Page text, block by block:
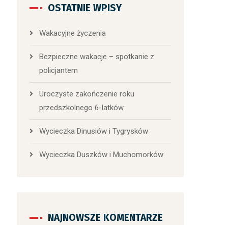
OSTATNIE WPISY
Wakacyjne życzenia
Bezpieczne wakacje – spotkanie z
policjantem
Uroczyste zakończenie roku
przedszkolnego 6-latków
Wycieczka Dinusiów i Tygrysków
Wycieczka Duszków i Muchomorków
NAJNOWSZE KOMENTARZE